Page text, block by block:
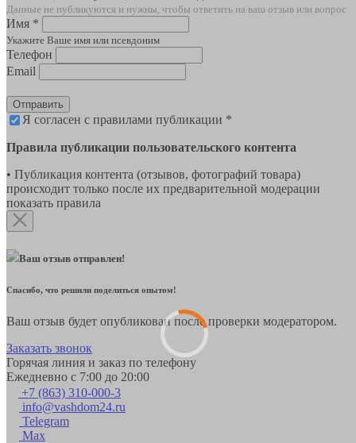
Данные не публикуются и нужны, чтобы ответить на ваш отзыв или вопрос
Имя *
Укажите Ваше имя или псевдоним
Телефон
Email
Отправить
Я согласен с правилами публикации *
Правила публикации пользовательского контента
• Публикация контента (отзывов, фотографий товара)
происходит только после их предварительной модерации
показать правила
Ваш отзыв отправлен!
Спасибо, что решили поделиться опытом!
Ваш отзыв будет опубликован после проверки модератором.
Заказать звонок
Горячая линия и заказ по телефону
Ежедневно с 7:00 до 20:00
+7 (863) 310-000-3
info@vashdom24.ru
Telegram
Max